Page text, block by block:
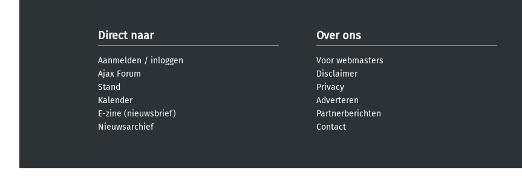
Direct naar
Aanmelden / inloggen
Ajax Forum
Stand
Kalender
E-zine (nieuwsbrief)
Nieuwsarchief
Over ons
Voor webmasters
Disclaimer
Privacy
Adverteren
Partnerberichten
Contact